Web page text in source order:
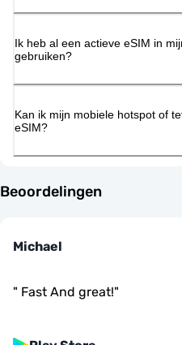
Ik heb al een actieve eSIM in
gebruiken?
Kan ik mijn mobiele hotspot of
eSIM?
Beoordelingen
Michael
" Fast And great!"